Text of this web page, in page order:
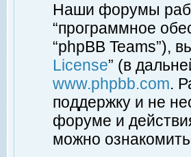
Наши форумы
“программное
“phpBB Teams”),
License” (в
www.phpbb.com.
поддержку и не
форуме и
можно